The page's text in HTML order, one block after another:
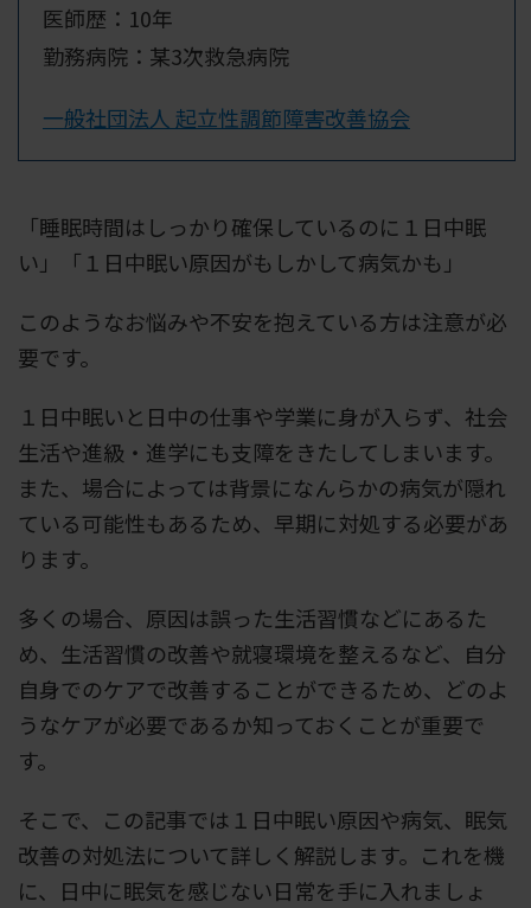
医師歴：10年
勤務病院：某3次救急病院
一般社団法人 起立性調節障害改善協会
「睡眠時間はしっかり確保しているのに１日中眠
い」「１日中眠い原因がもしかして病気かも」
このようなお悩みや不安を抱えている方は注意が必
要です。
１日中眠いと日中の仕事や学業に身が入らず、社会
生活や進級・進学にも支障をきたしてしまいます。
また、場合によっては背景になんらかの病気が隠れ
ている可能性もあるため、早期に対処する必要があ
ります。
多くの場合、原因は誤った生活習慣などにあるた
め、生活習慣の改善や就寝環境を整えるなど、自分
自身でのケアで改善することができるため、どのよ
うなケアが必要であるか知っておくことが重要で
す。
そこで、この記事では１日中眠い原因や病気、眠気
改善の対処法について詳しく解説します。これを機
に、日中に眠気を感じない日常を手に入れましょ